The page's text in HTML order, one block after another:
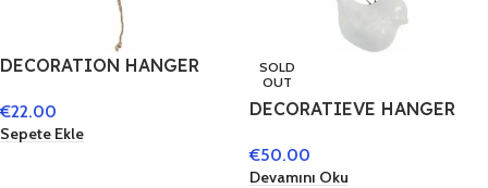
DECORATION HANGER
6H1638 – 4X4X31 CM
ANTIQUE WHITE
€22.00
Sepete Ekle
SOLD
OUT
DECORATIEVE HANGER
EEF WIT
€50.00
Devamını Oku